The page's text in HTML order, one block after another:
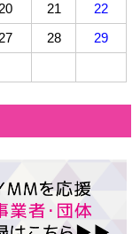
21
22
28
29